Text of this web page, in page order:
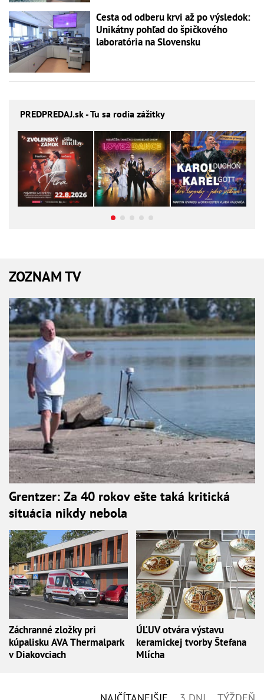
Cesta od odberu krvi až po výsledok:
Unikátny pohľad do špičkového
laboratória na Slovensku
PREDPREDAJ.sk - Tu sa rodia zážitky
ZOZNAM TV
Grentzer: Za 40 rokov ešte taká kritická
situácia nikdy nebola
Záchranné zložky pri
kúpalisku AVA Thermalpark
v Diakovciach
ÚĽUV otvára výstavu
keramickej tvorby Štefana
Mlícha